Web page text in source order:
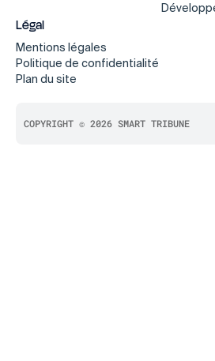
Légal
Mentions légales
Politique de confidentialité
Plan du site
COPYRIGHT © 2026 SMART TRIBUNE